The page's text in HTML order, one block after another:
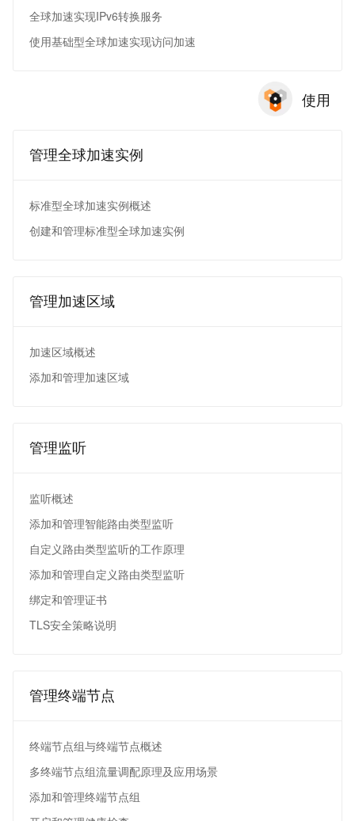
全球加速实现IPv6转换服务
使用基础型全球加速实现访问加速
使用
管理全球加速实例
标准型全球加速实例概述
创建和管理标准型全球加速实例
管理加速区域
加速区域概述
添加和管理加速区域
管理监听
监听概述
添加和管理智能路由类型监听
自定义路由类型监听的工作原理
添加和管理自定义路由类型监听
绑定和管理证书
TLS安全策略说明
管理终端节点
终端节点组与终端节点概述
多终端节点组流量调配原理及应用场景
添加和管理终端节点组